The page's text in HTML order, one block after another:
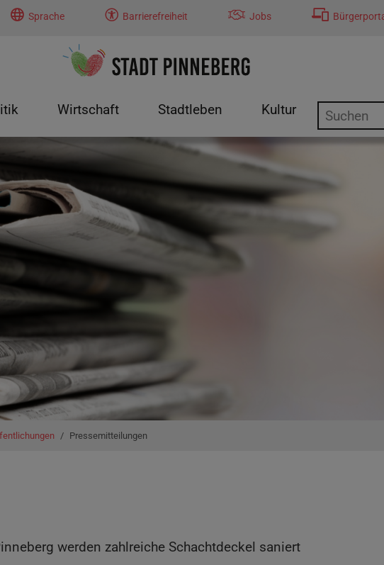
Sprache Barrierefreiheit Jobs
for "Politik"
Wirtschaft
Submenu for "Wirtschaft"
Stadtleben
Submenu for "Stadtleben"
Kultur
Submenu for "Kultur"
Pressemitteilungen
werden zahlreiche Schachtdeckel saniert